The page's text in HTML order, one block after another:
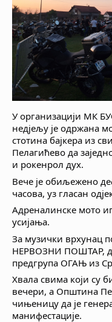
У организацији МК
недјељу је одржана
стотина бајкера из
Пелагићево да
и рокенрол дух.
Вече је обиљежено
часова, уз гласан
Адреналинске мото
усијања.
За музички врхунац
НЕРВОЗНИ ПОШТАР,
предгрупа ОГАЊ из
Хвала свима који су
вечери, а Општина
чињеницу да је
манифестације.